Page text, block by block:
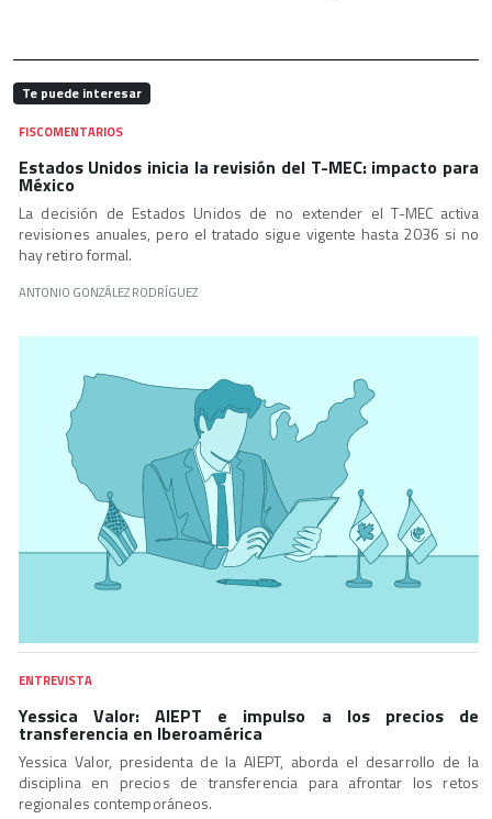
Te puede interesar
FISCOMENTARIOS
Estados Unidos inicia la revisión del T-MEC: impacto para
México
La decisión de Estados Unidos de no extender el T-MEC activa
revisiones anuales, pero el tratado sigue vigente hasta 2036 si no
hay retiro formal.
ANTONIO GONZÁLEZ RODRÍGUEZ
ENTREVISTA
Yessica Valor: AIEPT e impulso a los precios de
transferencia en Iberoamérica
Yessica Valor, presidenta de la AIEPT, aborda el desarrollo de la
disciplina en precios de transferencia para afrontar los retos
regionales contemporáneos.